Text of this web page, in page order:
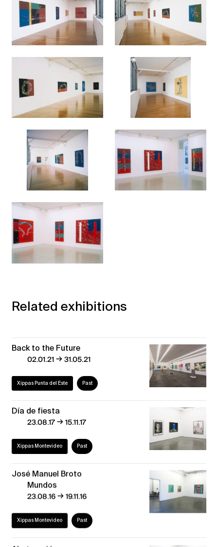
Related exhibitions
Back to the Future
02.01.21→31.05.21
Xippas Punta del Este Past
Día de fiesta
23.08.17→15.11.17
Xippas Montevideo Past
José Manuel Broto
Mundos
23.08.16→19.11.16
Xippas Montevideo Past